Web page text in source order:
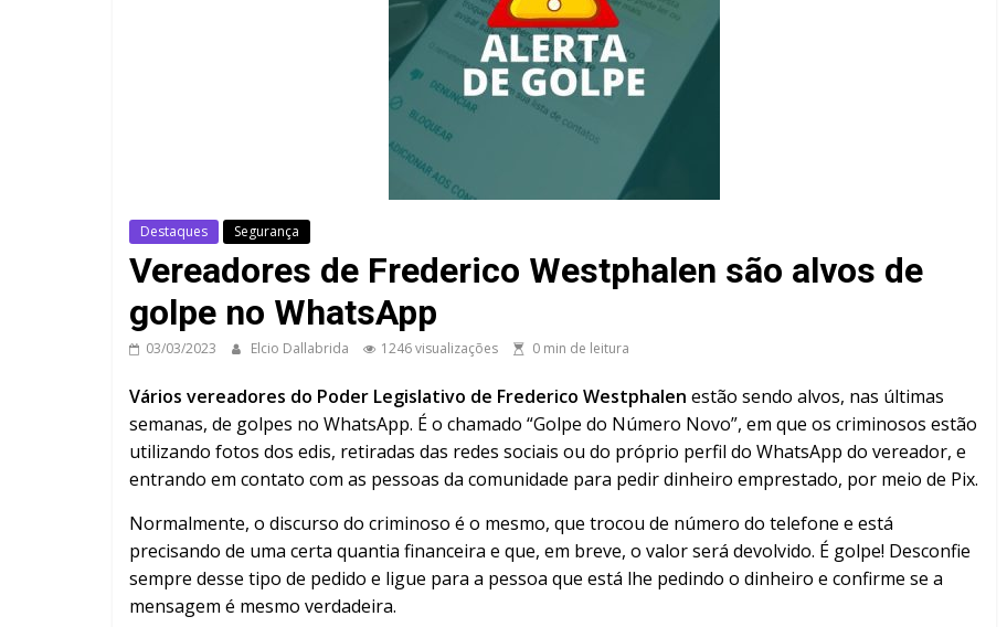
Destaques Segurança
Vereadores de Frederico Westphalen são alvos de
golpe no WhatsApp
03/03/2023 Elcio Dallabrida 1246 visualizações 0 min de leitura
Vários vereadores do Poder Legislativo de Frederico Westphalen estão sendo alvos, nas últimas
semanas, de golpes no WhatsApp. É o chamado “Golpe do Número Novo”, em que os criminosos estão
utilizando fotos dos edis, retiradas das redes sociais ou do próprio perfil do WhatsApp do vereador, e
entrando em contato com as pessoas da comunidade para pedir dinheiro emprestado, por meio de Pix.
Normalmente, o discurso do criminoso é o mesmo, que trocou de número do telefone e está
precisando de uma certa quantia financeira e que, em breve, o valor será devolvido. É golpe! Desconfie
sempre desse tipo de pedido e ligue para a pessoa que está lhe pedindo o dinheiro e confirme se a
mensagem é mesmo verdadeira.